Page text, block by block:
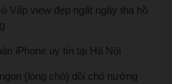
Vấp view đẹp ngất ngây tha hồ
iPhone uy tín tại Hà Nội
(lòng chó) dồi chó nướng